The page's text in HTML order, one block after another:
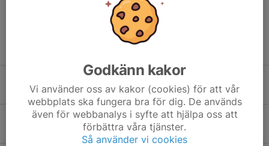
Sista träningen innan poolspelet!
8 jun, 10:38 0
1 jun, 13:36 0
Godkänn kakor
Vi använder oss av kakor (cookies) för att vår
webbplats ska fungera bra för dig. De används
även för webbanalys i syfte att hjälpa oss att
förbättra våra tjänster.
Så använder vi cookies